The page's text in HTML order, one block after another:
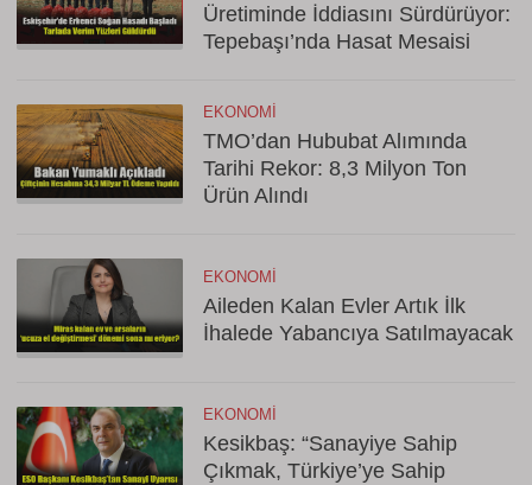
Üretiminde İddiasını Sürdürüyor:
Tepebaşı’nda Hasat Mesaisi
EKONOMI
TMO’dan Hububat Alımında
Tarihi Rekor: 8,3 Milyon Ton
Ürün Alındı
EKONOMI
Aileden Kalan Evler Artık İlk
İhalede Yabancıya Satılmayacak
EKONOMI
Kesikbaş: “Sanayiye Sahip
Çıkmak, Türkiye’ye Sahip